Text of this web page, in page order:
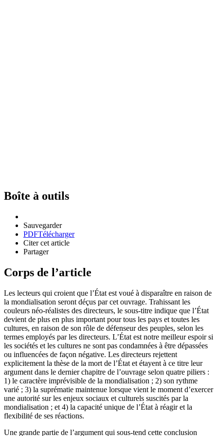
Boîte à outils
Sauvegarder
PDFTélécharger
Citer cet article
Partager
Corps de l’article
Les lecteurs qui croient que l’État est voué à disparaître en raison de
la mondialisation seront déçus par cet ouvrage. Trahissant les
couleurs néo-réalistes des directeurs, le sous-titre indique que l’État
devient de plus en plus important pour tous les pays et toutes les
cultures, en raison de son rôle de défenseur des peuples, selon les
termes employés par les directeurs. L’État est notre meilleur espoir si
les sociétés et les cultures ne sont pas condamnées à être dépassées
ou influencées de façon négative. Les directeurs rejettent
explicitement la thèse de la mort de l’État et étayent à ce titre leur
argument dans le dernier chapitre de l’ouvrage selon quatre piliers :
1) le caractère imprévisible de la mondialisation ; 2) son rythme
varié ; 3) la suprématie maintenue lorsque vient le moment d’exercer
une autorité sur les enjeux sociaux et culturels suscités par la
mondialisation ; et 4) la capacité unique de l’État à réagir et la
flexibilité de ses réactions.
Une grande partie de l’argument qui sous-tend cette conclusion